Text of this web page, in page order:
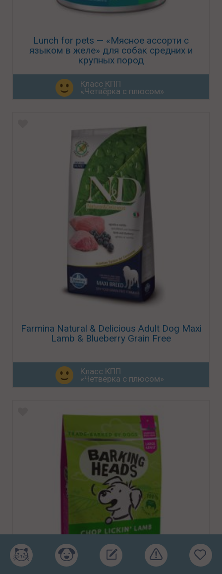
Lunch for pets — «Мясное ассорти с
языком в желе» для собак средних и
крупных пород
Класс КПП
«Четвёрка с плюсом»
Farmina Natural & Delicious Adult Dog Maxi
Lamb & Blueberry Grain Free
Класс КПП
«Четвёрка с плюсом»